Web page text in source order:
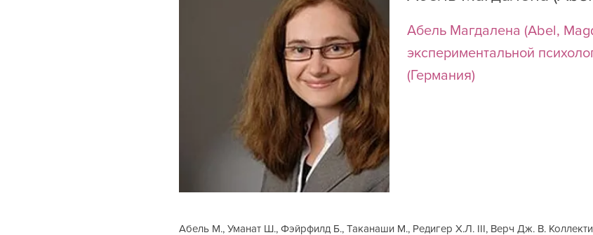
Абель Магдалена (Abel,
экспериментальной
(Германия)
Абель М., Уманат Ш., Фэйрфилд Б., Таканаши М., Редигер Х.Л. III, Верч Дж. В.